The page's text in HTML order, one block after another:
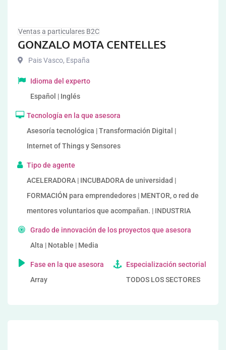
Ventas a particulares B2C
GONZALO MOTA CENTELLES
Pais Vasco, España
Idioma del experto
Español | Inglés
Tecnología en la que asesora
Asesoría tecnológica | Transformación Digital |
Internet of Things y Sensores
Tipo de agente
ACELERADORA | INCUBADORA de universidad |
FORMACIÓN para emprendedores | MENTOR, o red de
mentores voluntarios que acompañan. | INDUSTRIA
Grado de innovación de los proyectos que asesora
Alta | Notable | Media
Fase en la que asesora
Array
Especialización sectorial
TODOS LOS SECTORES